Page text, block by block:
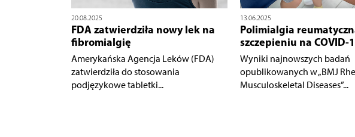
20.08.2025
FDA zatwierdziła nowy lek na
fibromialgię
Amerykańska Agencja Leków (FDA)
zatwierdziła do stosowania
podjęzykowe tabletki...
13.06.2025
Polimialgia
szczepieniu na COVID-
Wyniki najnowszych badań
opublikowanych w „BMJ
Musculoskeletal Diseases”...